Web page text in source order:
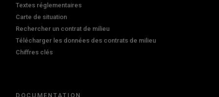
Textes réglementaires
Carte de situation
Rechercher un contrat de milieu
Télécharger les données des contrats de milieu
Chiffres clés
DOCUMENTATION